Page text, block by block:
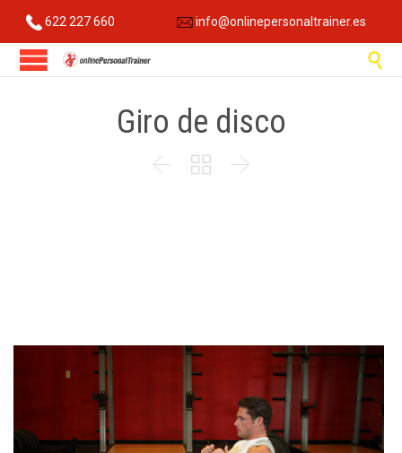
622 227 660 info@onlinepersonaltrainer.es

Giro de disco
  